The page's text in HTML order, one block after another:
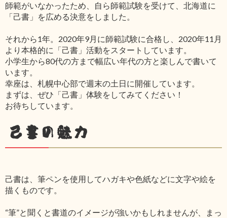
師範がいなかったため、自ら師範試験を受けて、北海道に
「己書」を広める決意をしました。
それから1年。2020年9月に師範試験に合格し、2020年11月
より本格的に「己書」活動をスタートしています。
小学生から80代の方まで幅広い年代の方と楽しんで書いて
います。
幸座は、札幌中心部で週末の土日に開催しています。
まずは、ぜひ「己書」体験をしてみてください！
お待ちしています。
己書の魅力
己書は、筆ペンを使用してハガキや色紙などに文字や絵を
描くものです。
“筆”と聞くと書道のイメージが強いかもしれませんが、まっ